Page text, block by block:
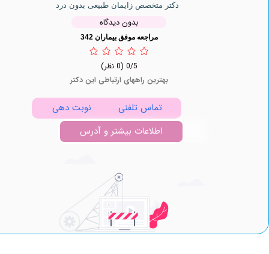
دکتر متخصص زایمان طبیعی بدون درد
بدون دیدگاه
مراجعه موفق بیماران 342
بهترین راههای ارتباطی این دکتر
تماس تلفنی
نوبت دهی
اطلاعات بیشتر و آدرس